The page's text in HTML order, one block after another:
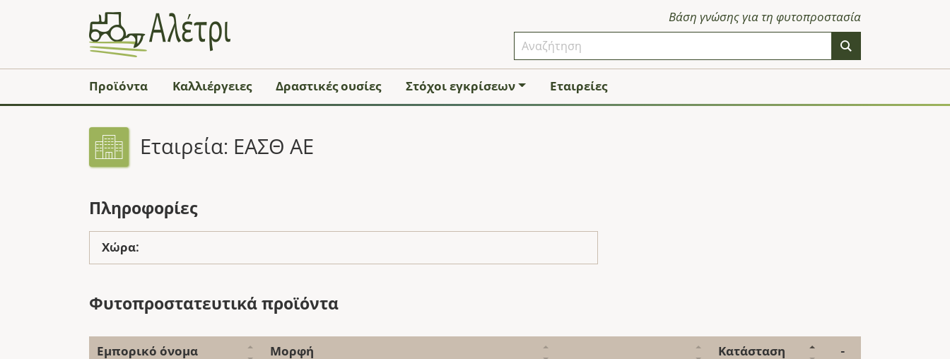
Βάση γνώσης για τη φυτοπροστασία
Προϊόντα Καλλιέργειες Δραστικές ουσίες Στόχοι εγκρίσεων Εταιρείες
Εταιρεία: ΕΑΣΘ ΑΕ
Πληροφορίες
Χώρα:
Φυτοπροστατευτικά προϊόντα
Εμπορικό όνομα Μορφή Κατάσταση -